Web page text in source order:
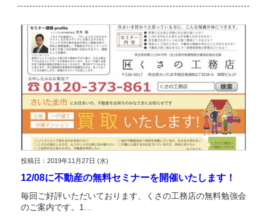
投稿日：2019年11月27日 (水)
12/08に不動産の無料セミナーを開催いたします！
毎回ご好評いただいております、くさの工務店の無料勉強会
のご案内です。1…